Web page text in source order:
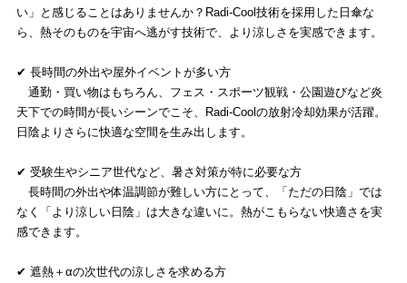
い」と感じることはありませんか？Radi-Cool技術を採用した日傘な
ら、熱そのものを宇宙へ逃がす技術で、より涼しさを実感できます。
✔ 長時間の外出や屋外イベントが多い方
通勤・買い物はもちろん、フェス・スポーツ観戦・公園遊びなど炎
天下での時間が長いシーンでこそ、Radi-Coolの放射冷却効果が活躍。
日陰よりさらに快適な空間を生み出します。
✔ 受験生やシニア世代など、暑さ対策が特に必要な方
長時間の外出や体温調節が難しい方にとって、「ただの日陰」では
なく「より涼しい日陰」は大きな違いに。熱がこもらない快適さを実
感できます。
✔ 遮熱＋αの次世代の涼しさを求める方